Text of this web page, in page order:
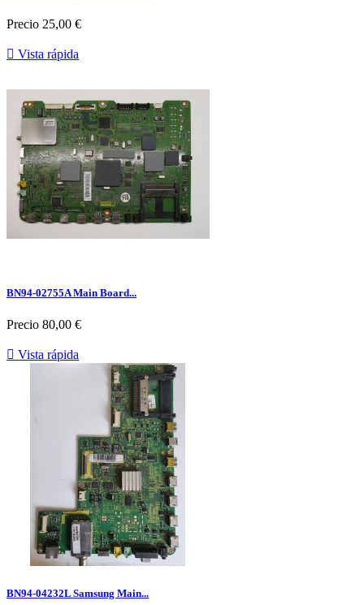
Precio 25,00 €
 Vista rápida
BN94-02755A Main Board...
Precio 80,00 €
 Vista rápida
BN94-04232L Samsung Main...